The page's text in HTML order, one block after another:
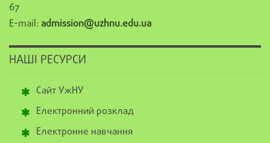
67
E-mail: admission@uzhnu.edu.ua
НАШІ РЕСУРСИ
Сайт УжНУ
Електронний розклад
Електронне навчання